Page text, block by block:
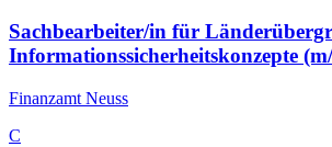
Sachbearbeiter/in für
Informationssicherheitskonzepte
Finanzamt Neuss
C